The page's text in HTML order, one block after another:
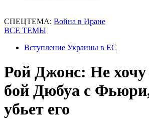
СПЕЦТЕМА: Война в Иране
ВСЕ ТЕМЫ
Вступление Украины в ЕС
Рой Джонс: Не хочу
бой Дюбуа с
убьет его